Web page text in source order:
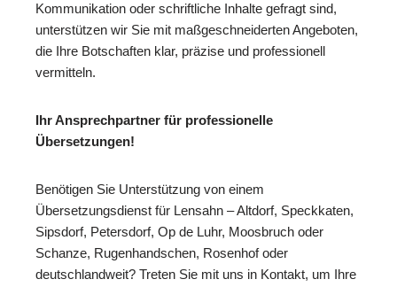
Kommunikation oder schriftliche Inhalte gefragt sind,
unterstützen wir Sie mit maßgeschneiderten Angeboten,
die Ihre Botschaften klar, präzise und professionell
vermitteln.
Ihr Ansprechpartner für professionelle
Übersetzungen!
Benötigen Sie Unterstützung von einem
Übersetzungsdienst für Lensahn – Altdorf, Speckkaten,
Sipsdorf, Petersdorf, Op de Luhr, Moosbruch oder
Schanze, Rugenhandschen, Rosenhof oder
deutschlandweit? Treten Sie mit uns in Kontakt, um Ihre